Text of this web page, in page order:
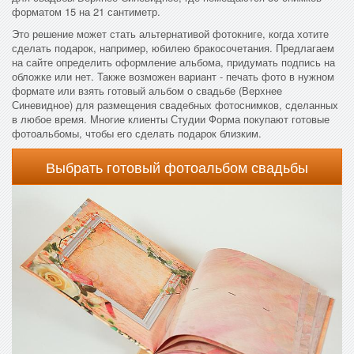
форматом 15 на 21 сантиметр.
Это решение может стать альтернативой фотокниге, когда хотите
сделать подарок, например, юбилею бракосочетания. Предлагаем
на сайте определить оформление альбома, придумать подпись на
обложке или нет. Также возможен вариант - печать фото в нужном
формате или взять готовый альбом о свадьбе (Верхнее
Синевидное) для размещения свадебных фотоснимков, сделанных
в любое время. Многие клиенты Студии Форма покупают готовые
фотоальбомы, чтобы его сделать подарок близким.
Выбрать готовый фотоальбом свадьбы